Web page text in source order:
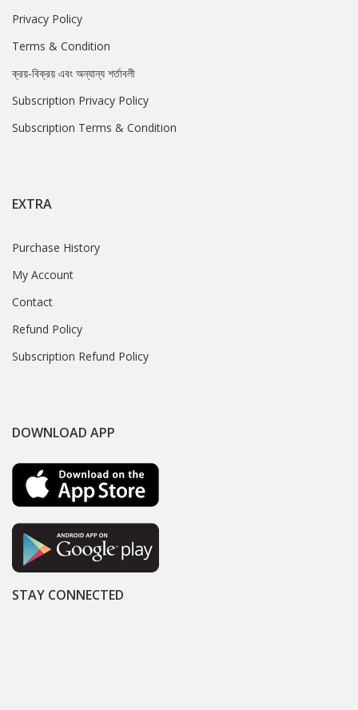
Privacy Policy
Terms & Condition
ক্রয়-বিক্রয় এবং অন্যান্য শর্তাবলী
Subscription Privacy Policy
Subscription Terms & Condition
EXTRA
Purchase History
My Account
Contact
Refund Policy
Subscription Refund Policy
DOWNLOAD APP
STAY CONNECTED